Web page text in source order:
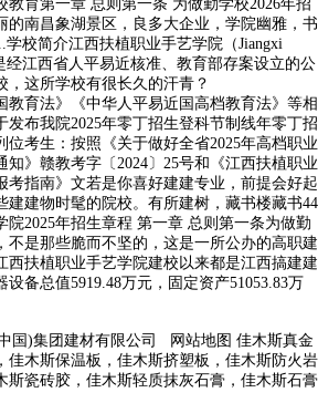
教育第一章 总则第一条 为做勤学校2026年招
的南昌象湖景区，良多大企业，学院幽雅，书
校简介江西扶植职业手艺学院（Jiangxi
经江西省人平易近核准、教育部存案设立的公
，这所学校有很长久的汗青？
育法》《中华人平易近国高档教育法》等相
发布我院2025年零丁招生登科节制线年零丁招
位考生：按照《关于做好全省2025年高档职业
》赣教考字〔2024〕25号和《江西扶植职业
考指南》文若是你喜好建建专业，前提会好起
建建物时髦的院校。有所建树，藏书楼藏书44
院2025年招生章程 第一章 总则第一条为做勤
不是那些脆而不坚的，这是一所公办的高职建
西扶植职业手艺学院建校以来都是江西搞建建
备总值5919.48万元，固定资产51053.83万
国)集团建材有限公司 网站地图 佳木斯真金
佳木斯保温板，佳木斯挤塑板，佳木斯防火岩
斯瓷砖胶，佳木斯轻质抹灰石膏，佳木斯石膏